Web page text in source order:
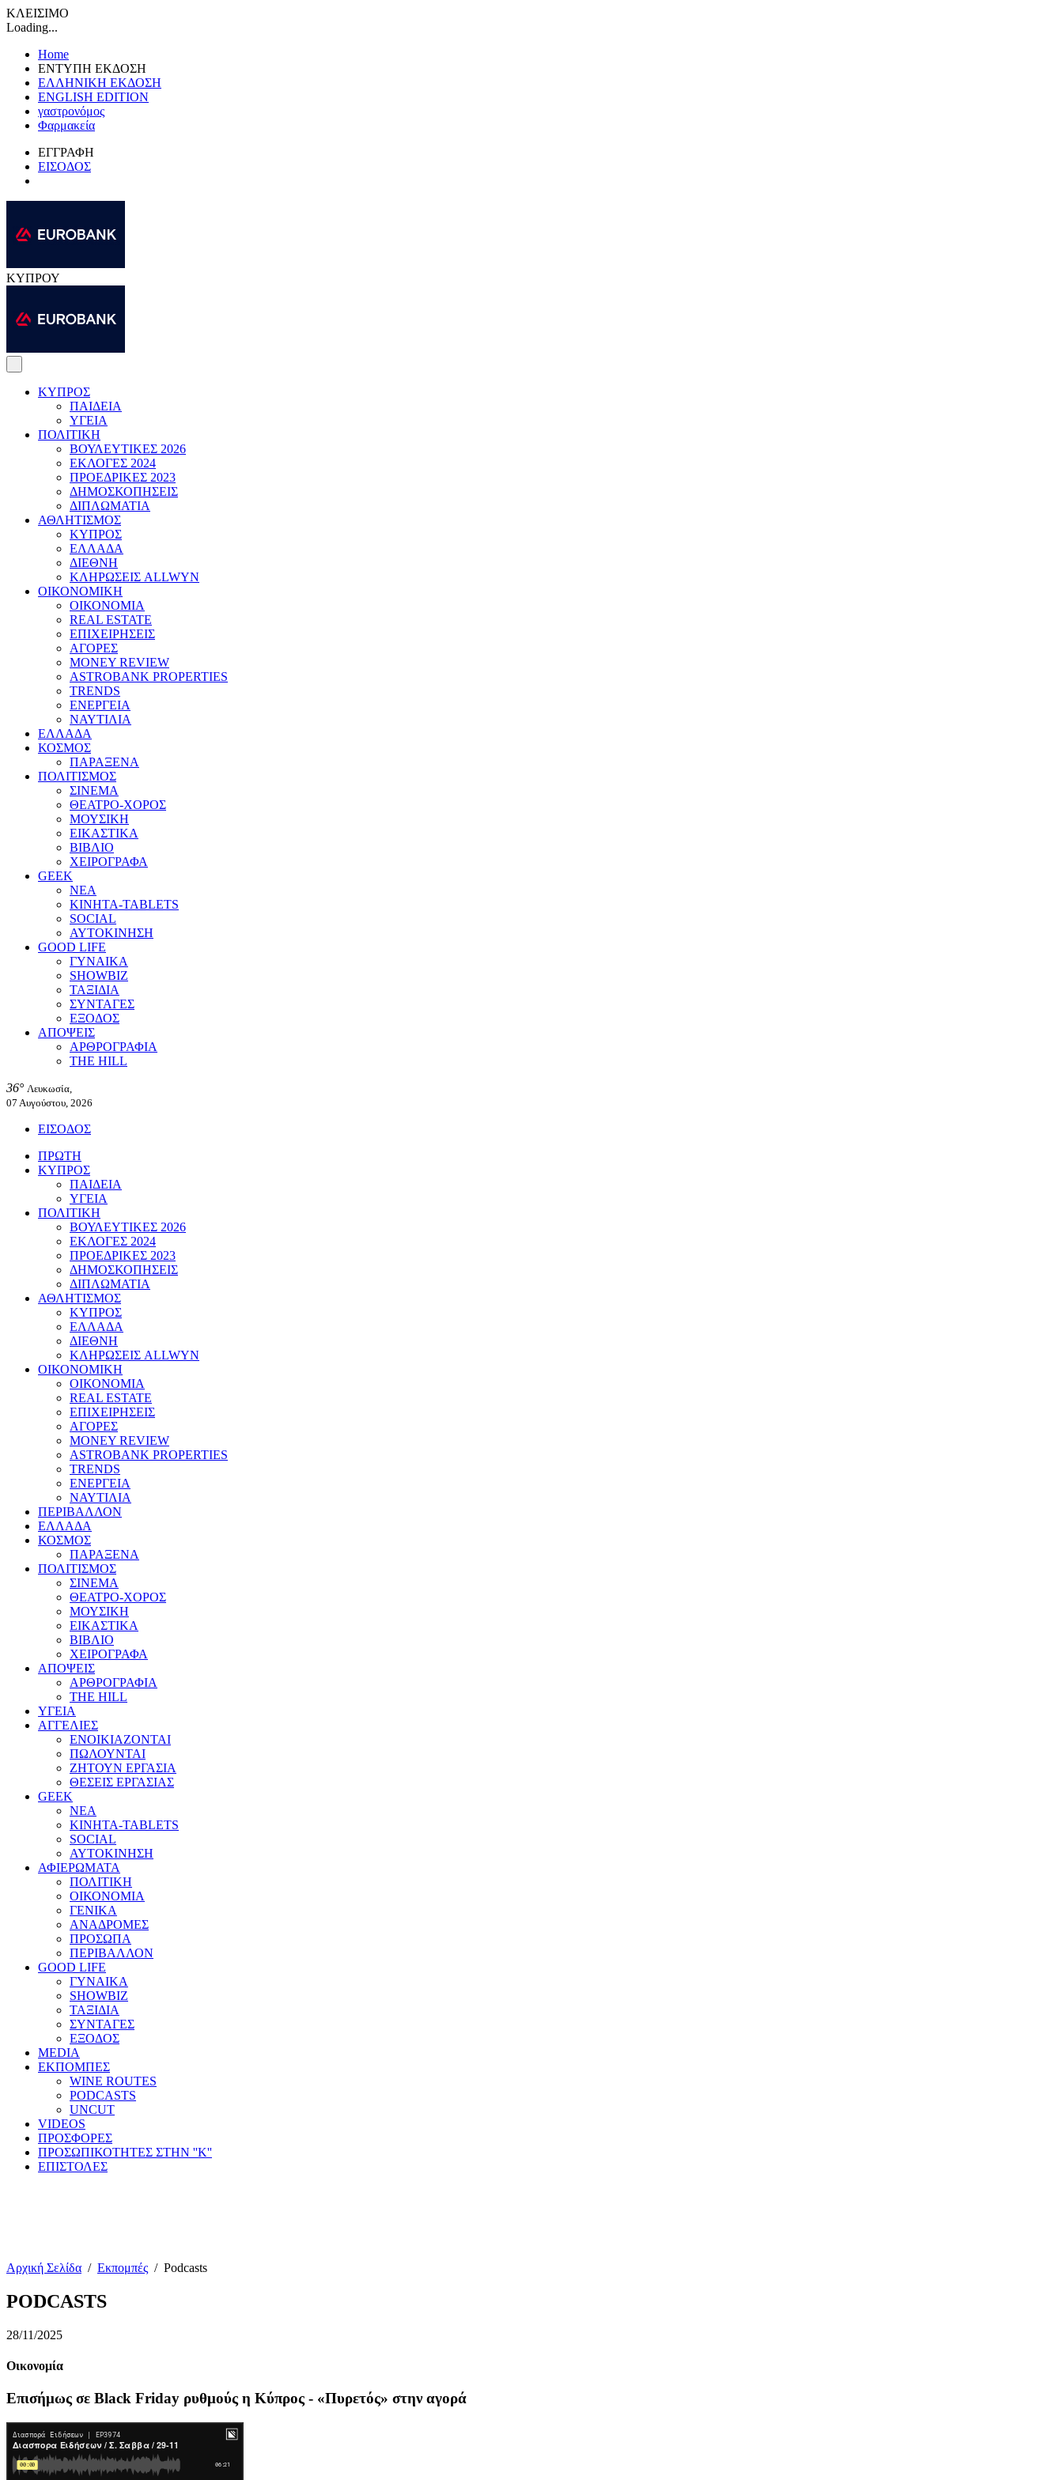
ΚΛΕΙΣΙΜΟ
Loading...
Home
ΕΝΤΥΠΗ ΕΚΔΟΣΗ
ΕΛΛΗΝΙΚΗ ΕΚΔΟΣΗ
ENGLISH EDITION
γαστρονόμος
Φαρμακεία
ΕΓΓΡΑΦΗ
ΕΙΣΟΔΟΣ
ΚΥΠΡΟΥ
ΚΥΠΡΟΣ
ΠΑΙΔΕΙΑ
ΥΓΕΙΑ
ΠΟΛΙΤΙΚΗ
ΒΟΥΛΕΥΤΙΚΕΣ 2026
ΕΚΛΟΓΕΣ 2024
ΠΡΟΕΔΡΙΚΕΣ 2023
ΔΗΜΟΣΚΟΠΗΣΕΙΣ
ΔΙΠΛΩΜΑΤΙΑ
ΑΘΛΗΤΙΣΜΟΣ
ΚΥΠΡΟΣ
ΕΛΛΑΔΑ
ΔΙΕΘΝΗ
ΚΛΗΡΩΣΕΙΣ ALLWYN
ΟΙΚΟΝΟΜΙΚΗ
ΟΙΚΟΝΟΜΙΑ
REAL ESTATE
ΕΠΙΧΕΙΡΗΣΕΙΣ
ΑΓΟΡΕΣ
MONEY REVIEW
ASTROBANK PROPERTIES
TRENDS
ΕΝΕΡΓΕΙΑ
ΝΑΥΤΙΛΙΑ
ΕΛΛΑΔΑ
ΚΟΣΜΟΣ
ΠΑΡΑΞΕΝΑ
ΠΟΛΙΤΙΣΜΟΣ
ΣΙΝΕΜΑ
ΘΕΑΤΡΟ-ΧΟΡΟΣ
ΜΟΥΣΙΚΗ
ΕΙΚΑΣΤΙΚΑ
ΒΙΒΛΙΟ
ΧΕΙΡΟΓΡΑΦΑ
GEEK
ΝΕΑ
ΚΙΝΗΤΑ-TABLETS
SOCIAL
ΑΥΤΟΚΙΝΗΣΗ
GOOD LIFE
ΓΥΝΑΙΚΑ
SHOWBIZ
ΤΑΞΙΔΙΑ
ΣΥΝΤΑΓΕΣ
ΕΞΟΔΟΣ
ΑΠΟΨΕΙΣ
ΑΡΘΡΟΓΡΑΦΙΑ
THE HILL
36° Λευκωσία,
07 Αυγούστου, 2026
ΕΙΣΟΔΟΣ
ΠΡΩΤΗ
ΚΥΠΡΟΣ
ΠΑΙΔΕΙΑ
ΥΓΕΙΑ
ΠΟΛΙΤΙΚΗ
ΒΟΥΛΕΥΤΙΚΕΣ 2026
ΕΚΛΟΓΕΣ 2024
ΠΡΟΕΔΡΙΚΕΣ 2023
ΔΗΜΟΣΚΟΠΗΣΕΙΣ
ΔΙΠΛΩΜΑΤΙΑ
ΑΘΛΗΤΙΣΜΟΣ
ΚΥΠΡΟΣ
ΕΛΛΑΔΑ
ΔΙΕΘΝΗ
ΚΛΗΡΩΣΕΙΣ ALLWYN
ΟΙΚΟΝΟΜΙΚΗ
ΟΙΚΟΝΟΜΙΑ
REAL ESTATE
ΕΠΙΧΕΙΡΗΣΕΙΣ
ΑΓΟΡΕΣ
MONEY REVIEW
ASTROBANK PROPERTIES
TRENDS
ΕΝΕΡΓΕΙΑ
ΝΑΥΤΙΛΙΑ
ΠΕΡΙΒΑΛΛΟΝ
ΕΛΛΑΔΑ
ΚΟΣΜΟΣ
ΠΑΡΑΞΕΝΑ
ΠΟΛΙΤΙΣΜΟΣ
ΣΙΝΕΜΑ
ΘΕΑΤΡΟ-ΧΟΡΟΣ
ΜΟΥΣΙΚΗ
ΕΙΚΑΣΤΙΚΑ
ΒΙΒΛΙΟ
ΧΕΙΡΟΓΡΑΦΑ
ΑΠΟΨΕΙΣ
ΑΡΘΡΟΓΡΑΦΙΑ
THE HILL
ΥΓΕΙΑ
ΑΓΓΕΛΙΕΣ
ΕΝΟΙΚΙΑΖΟΝΤΑΙ
ΠΩΛΟΥΝΤΑΙ
ΖΗΤΟΥΝ ΕΡΓΑΣΙΑ
ΘΕΣΕΙΣ ΕΡΓΑΣΙΑΣ
GEEK
ΝΕΑ
ΚΙΝΗΤΑ-TABLETS
SOCIAL
ΑΥΤΟΚΙΝΗΣΗ
ΑΦΙΕΡΩΜΑΤΑ
ΠΟΛΙΤΙΚΗ
ΟΙΚΟΝΟΜΙΑ
ΓΕΝΙΚΑ
ΑΝΑΔΡΟΜΕΣ
ΠΡΟΣΩΠΑ
ΠΕΡΙΒΑΛΛΟΝ
GOOD LIFE
ΓΥΝΑΙΚΑ
SHOWBIZ
ΤΑΞΙΔΙΑ
ΣΥΝΤΑΓΕΣ
ΕΞΟΔΟΣ
MEDIA
ΕΚΠΟΜΠΕΣ
WINE ROUTES
PODCASTS
UNCUT
VIDEOS
ΠΡΟΣΦΟΡΕΣ
ΠΡΟΣΩΠΙΚΟΤΗΤΕΣ ΣΤΗΝ ''Κ''
ΕΠΙΣΤΟΛΕΣ
Αρχική Σελίδα / Εκπομπές / Podcasts
PODCASTS
28/11/2025
Οικονομία
Επισήμως σε Black Friday ρυθμούς η Κύπρος - «Πυρετός» στην αγορά